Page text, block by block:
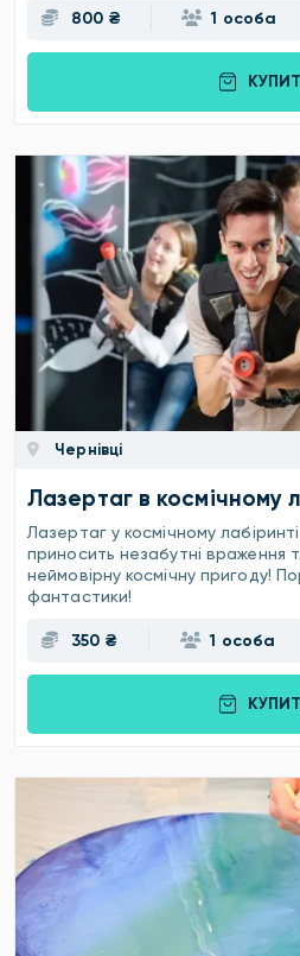
800 ₴ 1 особа
Чернівці
Лазертаг в космічному
Лазертаг у космічному
приносить незабутні враження
неймовірну космічну пригоду!
фантастики!
350 ₴ 1 особа